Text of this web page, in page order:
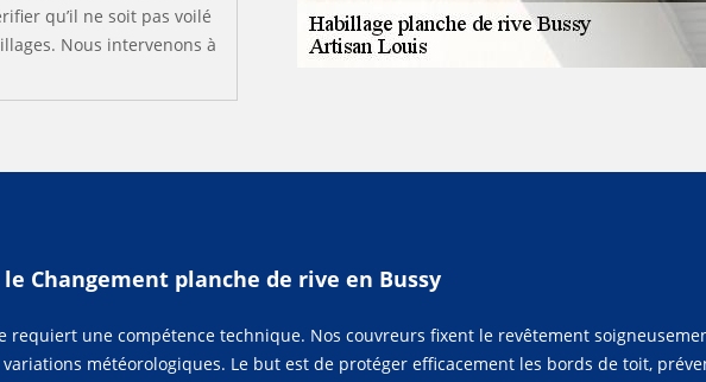
qu’il ne soit pas voilé
Nous intervenons à
Changement planche de rive en Bussy
requiert une compétence technique. Nos couvreurs fixent le revêtement
météorologiques. Le but est de protéger efficacement les bords de toit,